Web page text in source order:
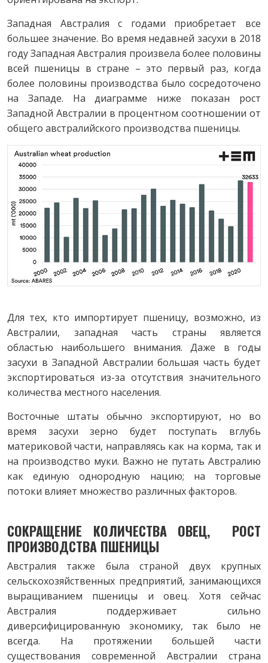
Западная Австралия с годами приобретает все
большее значение. Во время недавней засухи в 2018
году Западная Австралия произвела более половины
всей пшеницы в стране – это первый раз, когда
более половины производства было сосредоточено
на Западе. На диаграмме ниже показан рост
Западной Австралии в процентном соотношении от
общего австралийского производства пшеницы.
Для тех, кто импортирует пшеницу, возможно, из
Австралии, западная часть страны является
областью наибольшего внимания. Даже в годы
засухи в Западной Австралии большая часть будет
экспортироваться из-за отсутствия значительного
количества местного населения.
Восточные штаты обычно экспортируют, но во
время засухи зерно будет поступать вглубь
материковой части, направляясь как на корма, так и
на производство муки. Важно не путать Австралию
как единую однородную нацию; на торговые
потоки влияет множество различных факторов.
СОКРАЩЕНИЕ КОЛИЧЕСТВА ОВЕЦ, РОСТ
ПРОИЗВОДСТВА ПШЕНИЦЫ
Австралия также была страной двух крупных
сельскохозяйственных предприятий, занимающихся
выращиванием пшеницы и овец. Хотя сейчас
Австралия поддерживает сильно
диверсифицированную экономику, так было не
всегда. На протяжении большей части
существования современной Австралии страна